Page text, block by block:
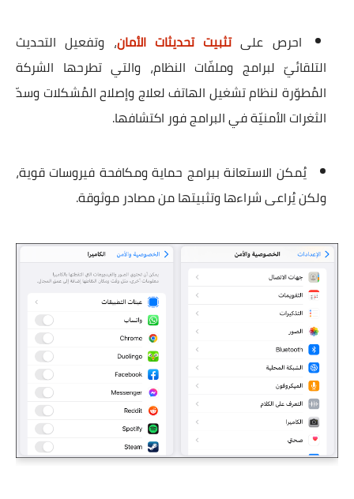
احرص علىتثبيت تحديثات الأمان، وتفعيل التحديث
التلقائيّ لبرامج وملفّات النظام، والتي تطرحها الشركة
المُطوّرة لنظام تشغيل الهاتف لعلاج وإصلاح المُشكلات وسدّ
الثغرات الأمنيّة في البرامج فور اكتشافها.
يُمكن الاستعانة ببرامج حماية ومكافحة فيروسات قوية،
ولكنيُراعى شراءهاوتثبيتها من مصادر موثوقة.